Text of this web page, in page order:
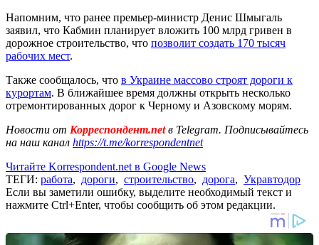
Напомним, что ранее премьер-министр Денис Шмыгаль
заявил, что Кабмин планирует вложить 100 млрд гривен в
дорожное строительство, что позволит создать 170 тысяч
рабочих мест.
Также сообщалось, что в Украине массово строят дороги к
курортам. В ближайшее время должны открыть несколько
отремонтированных дорог к Черному и Азовскому морям.
Новости от Корреспондент.netв Telegram. Подписывайтесь
на наш канал https://t.me/korrespondentnet
Читайте Korrespondent.net в Google News
ТЕГИ: работа, дороги, строительство, дорога, Укравтодор
Если вы заметили ошибку, выделите необходимый текст и
нажмите Ctrl+Enter, чтобы сообщить об этом редакции.